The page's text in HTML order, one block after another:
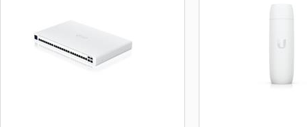
aplikace UISP Celková propustnost:
64Gb/s Rychlost přepínání: 128Gb/s
Rychlost předávání paketů: 95,23Mp/s
kamer Technické
Kompatibilní zařízení: *